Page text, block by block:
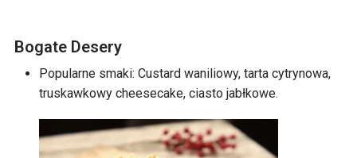
Bogate Desery
Popularne smaki: Custard waniliowy, tarta cytrynowa,
truskawkowy cheesecake, ciasto jabłkowe.